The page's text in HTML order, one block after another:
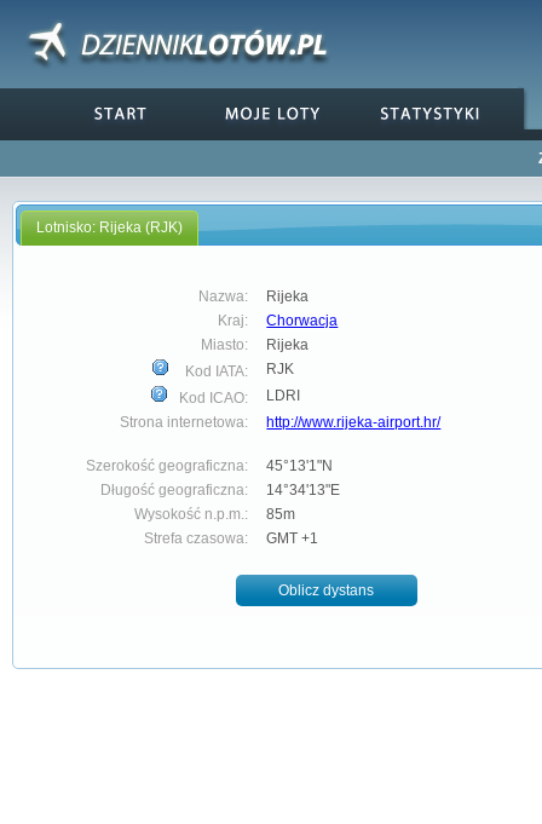
Lotnisko: Rijeka (RJK)
Nazwa:
Rijeka
Kraj:
Chorwacja
Miasto:
Rijeka
Kod IATA:
RJK
Kod ICAO:
LDRI
Strona internetowa:
http://www.rijeka-airport.hr/
Szerokość geograficzna:
45°13'1"N
Długość geograficzna:
14°34'13"E
Wysokość n.p.m.:
85m
Strefa czasowa:
GMT +1
Oblicz dystans